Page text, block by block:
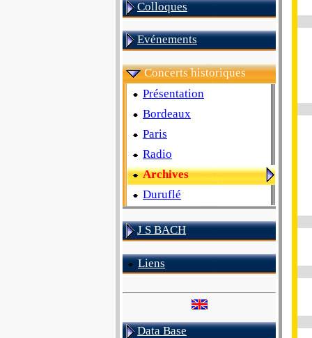
Colloques
Evénements
Concerts historiques
Présentation
Bordeaux
Paris
Radio
Archives
Duruflé
J S BACH
Liens
Data Base